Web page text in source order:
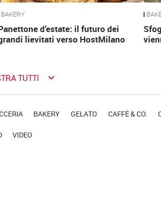
BAKERY
d’estate: il futuro dei
lievitati verso HostMilano
TUTTI keyboard_arrow_down
BAKERY GELATO CAFFÈ & CO.
VIDEO